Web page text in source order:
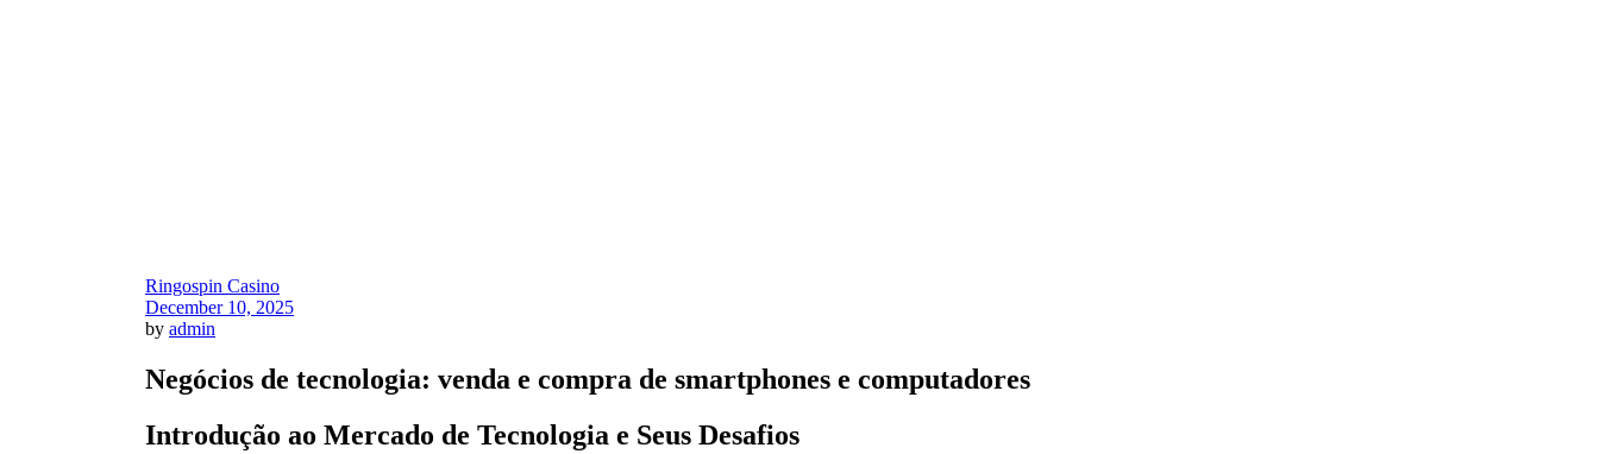
Ringospin Casino
December 10, 2025
by admin
Negócios de tecnologia: venda e compra de smartphones e computadores
Introdução ao Mercado de Tecnologia e Seus Desafios